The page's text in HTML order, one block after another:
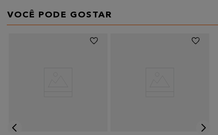
VOCÊ PODE GOSTAR